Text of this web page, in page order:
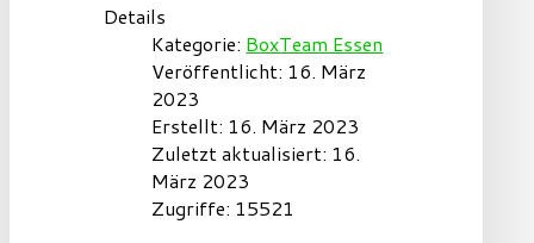
Details
Kategorie: BoxTeam Essen
Veröffentlicht: 16. März
2023
Erstellt: 16. März 2023
Zuletzt aktualisiert: 16.
März 2023
Zugriffe: 15521